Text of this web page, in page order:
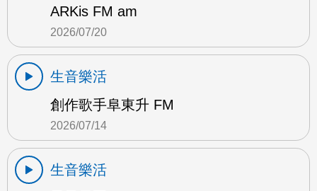
ARKis FM am
2026/07/20
生音樂活
創作歌手阜東升 FM
2026/07/14
生音樂活